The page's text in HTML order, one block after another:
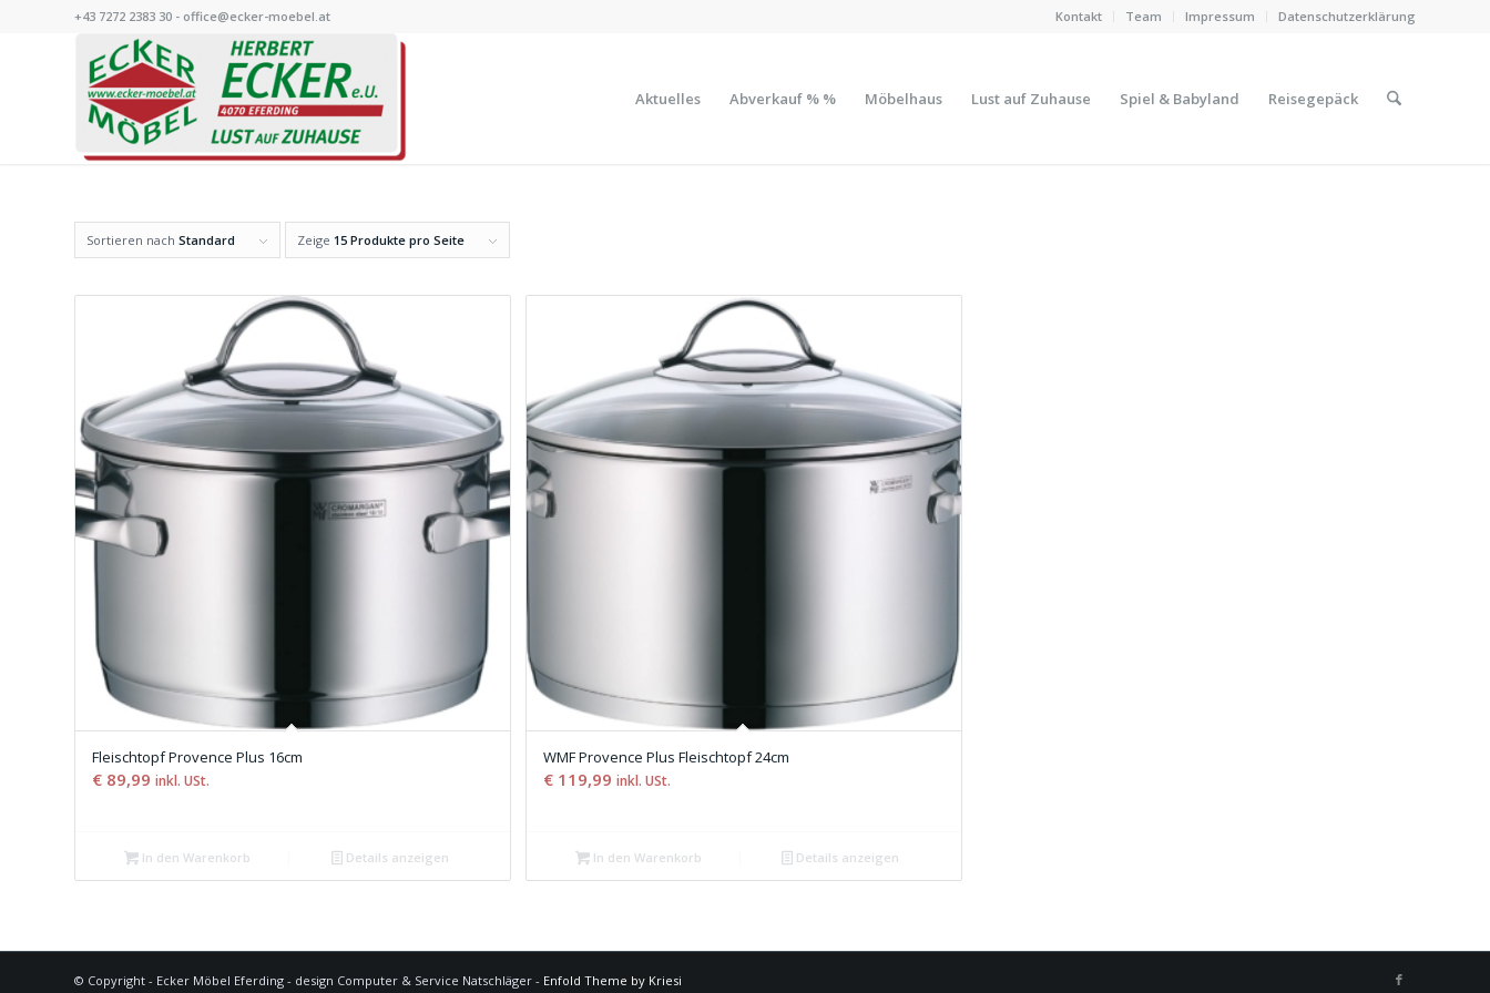
Kontakt Team Impressum Datenschutzerklärung
+43 7272 2383 30 - office@ecker-moebel.at
Aktuelles Abverkauf % % Möbelhaus Lust auf Zuhause Spiel & Babyland Reisegepäck
Sortieren nach Standard Zeige 15 Produkte pro Seite
Fleischtopf Provence Plus 16cm
€ 89,99 inkl. USt.
In den Warenkorb Details anzeigen
WMF Provence Plus Fleischtopf 24cm
€119,99 inkl. USt.
In den Warenkorb Details anzeigen
© Copyright - Ecker Möbel Eferding - design Computer & Service Natschläger - Enfold Theme by Kriesi